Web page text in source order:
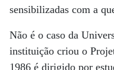
sensibilizadas com a
Não é o caso da
instituição criou o
1986 é dirigido por